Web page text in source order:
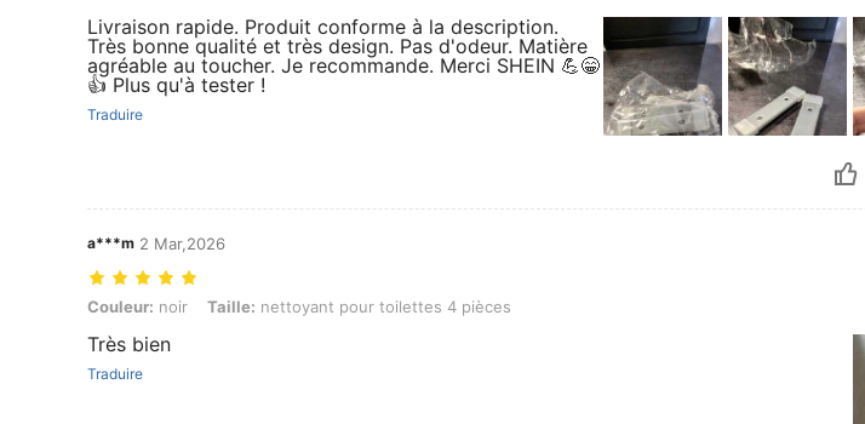
Livraison rapide. Produit conforme à la description.
Très bonne qualité et très design. Pas d'odeur. Matière
agréable au toucher. Je recommande. Merci SHEIN 💪😁
👍 Plus qu'à tester !
Traduire
a***m 2 Mar,2026
Couleur: noir, Taille: nettoyant pour toilettes 4 pièces
Couleur: noir Taille: nettoyant pour toilettes 4 pièces
Très bien
Traduire